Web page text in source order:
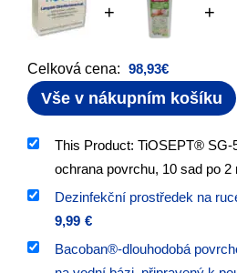
+ +
Celková cena: 98,93€
Vše v nákupním košíku
This Product: TiOSEPT® SG-
ochrana povrchu, 10 sad po 2
Dezinfekční prostředek na
9,99 €
Bacoban®-dlouhodobá